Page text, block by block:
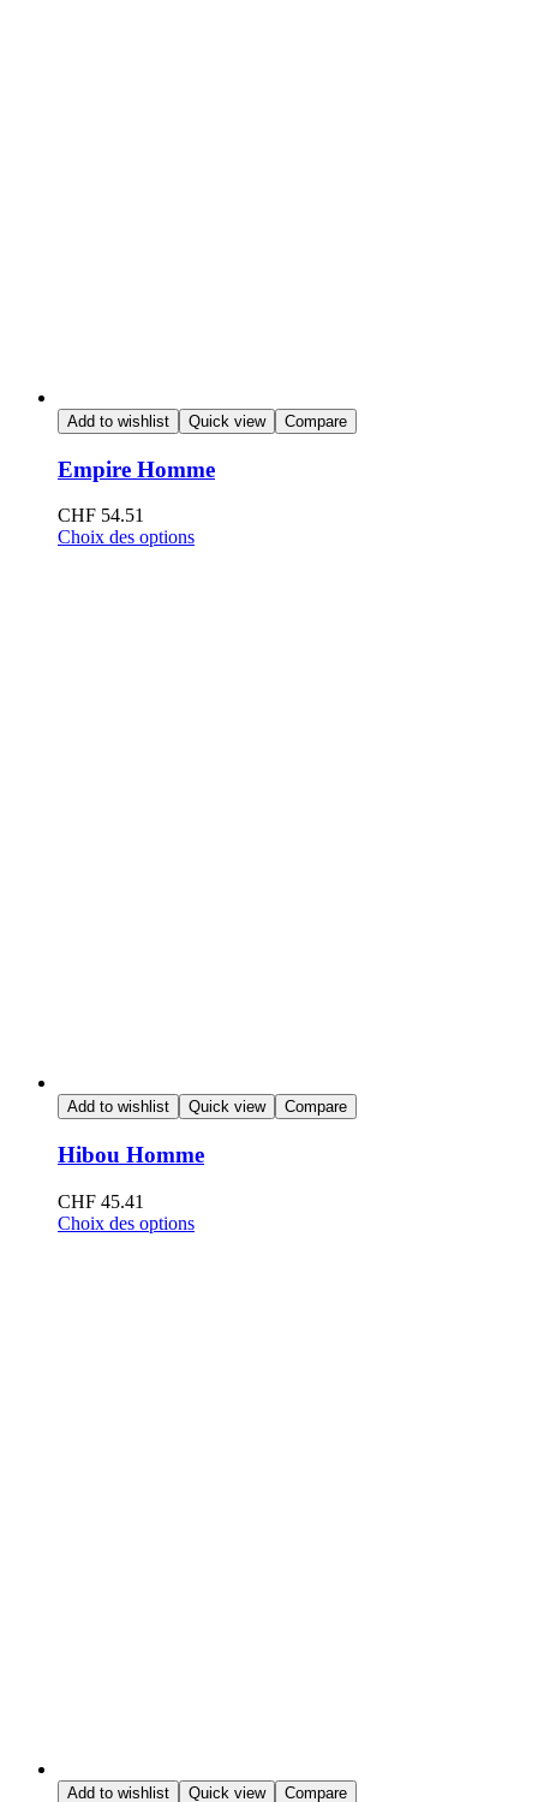
Add to wishlist Quick view Compare
Empire Homme
CHF 54.51
Choix des options
Add to wishlist Quick view Compare
Hibou Homme
CHF 45.41
Choix des options
Add to wishlist Quick view Compare